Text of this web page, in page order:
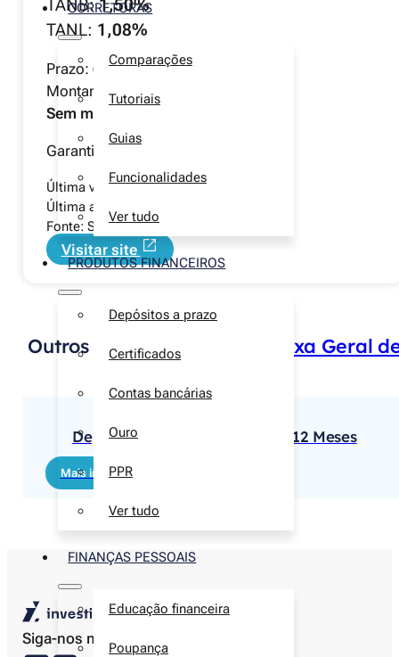
CORRETORAS
Comparações
Tutoriais
Guias
Funcionalidades
Ver tudo
PRODUTOS FINANCEIROS
Depósitos a prazo
Certificados
Contas bancárias
Ouro
PPR
Ver tudo
FINANÇAS PESSOAIS
Educação financeira
Poupança
TANB:1,50%
TANL: 1,08%
Prazo: 6 meses
Montante mínimo:
Sem montante máximo
Garantia de depósito
Última verificação manual:
Última alteração:
Fonte: Site Caixa Geral de Depósitos
Visitar site
Outros depósitos a prazo
Caixa Geral
Depósito Caixa Especial CGD 12 Meses
Mais informações
Siga-nos nas redes sociais